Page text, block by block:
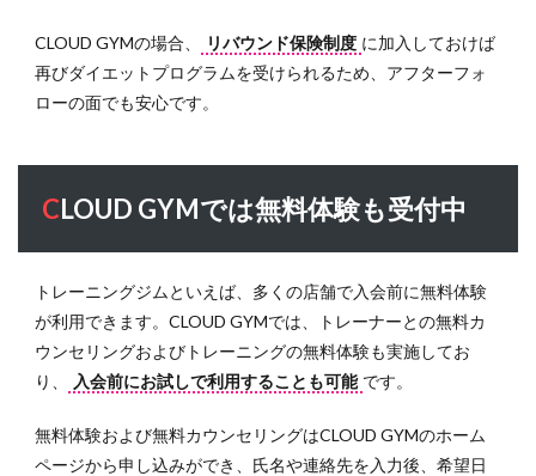
CLOUD GYMの場合、 リバウンド保険制度 に加入しておけば
再びダイエットプログラムを受けられるため、アフターフォ
ローの面でも安心です。
CLOUD GYMでは無料体験も受付中
トレーニングジムといえば、多くの店舗で入会前に無料体験
が利用できます。CLOUD GYMでは、トレーナーとの無料カ
ウンセリングおよびトレーニングの無料体験も実施してお
り、
入会前にお試しで利用することも可能 です。
無料体験および無料カウンセリングはCLOUD GYMのホーム
ページから申し込みができ、氏名や連絡先を入力後、希望日